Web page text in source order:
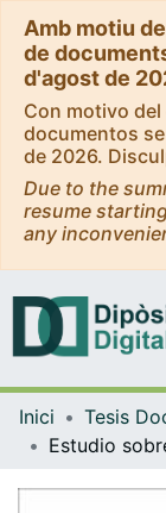
Amb motiu
de
d'agost de
Con motivo
documentos
de 2026.
Due to the
resume
any
Inici Tesis